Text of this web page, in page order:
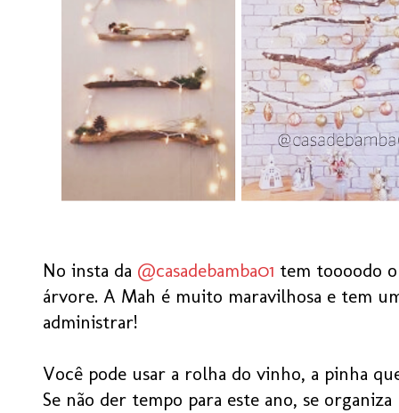
No insta da @casadebamba01 tem toooodo o
árvore. A Mah é muito maravilhosa e tem
administrar!
Você pode usar a rolha do vinho, a pinha
Se não der tempo para este ano, se